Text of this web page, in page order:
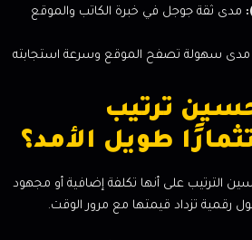
مدى ثقة جوجل في خبرة الكاتب والموقع
مدى سهولة تصفح الموقع وسرعة استجابته
ترتيب
طويل الأمد؟
الترتيب على أنها تكلفة إضافية أو مجهود
رقمية تزداد قيمتها مع مرور الوقت.